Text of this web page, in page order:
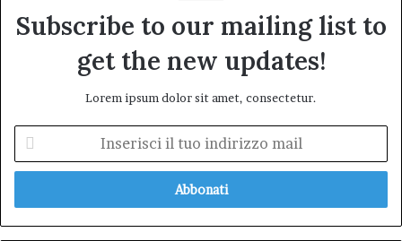
Subscribe to our mailing list to
get the new updates!
Lorem ipsum dolor sit amet, consectetur.
tuo
mail